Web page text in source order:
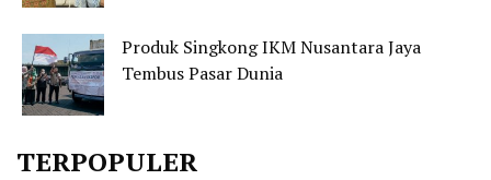
Produk Singkong IKM Nusantara Jaya
Tembus Pasar Dunia
TERPOPULER